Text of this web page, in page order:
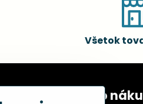
Všetok
Všetko o